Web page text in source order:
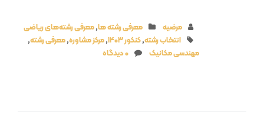
مرضیه معرفی رشته ها,معرفی رشته‌های ریاضی
انتخاب رشته,کنکور 1403 ,مرکز مشاوره,معرفی رشته,
مهندسی مکانیک
0 دیدگاه